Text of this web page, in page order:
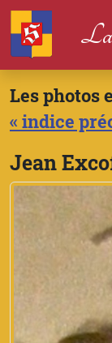
La
Les photos
« indice
Jean